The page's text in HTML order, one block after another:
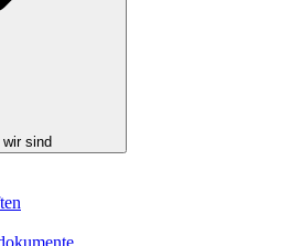
wir sind